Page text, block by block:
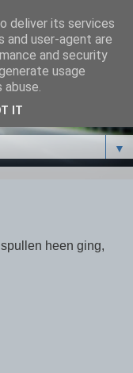
▼
heen ging,
deliver its services
and user-agent are
and security
usage
IT